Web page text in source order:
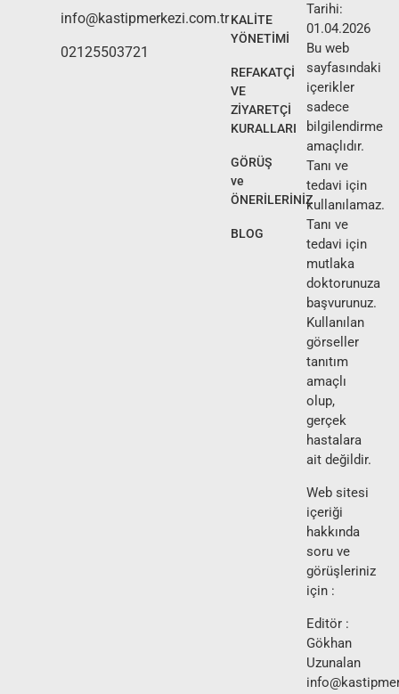
info@kastipmerkezi.com.tr
02125503721
KALİTE
YÖNETİMİ
REFAKATÇİ
VE
ZİYARETÇİ
KURALLARI
GÖRÜŞ
ve
ÖNERİLERİNİZ
BLOG
Tarihi:
01.04.2026
Bu web
sayfasındaki
içerikler
sadece
bilgilendirme
amaçlıdır.
Tanı ve
tedavi için
kullanılamaz.
Tanı ve
tedavi için
mutlaka
doktorunuza
başvurunuz.
Kullanılan
görseller
tanıtım
amaçlı
olup,
gerçek
hastalara
ait değildir.
Web sitesi
içeriği
hakkında
soru ve
görüşleriniz
için :
Editör :
Gökhan
Uzunalan